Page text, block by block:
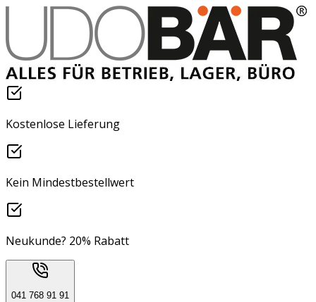
Kostenlose Lieferung
Kein Mindestbestellwert
Neukunde? 20% Rabatt
041 768 91 91